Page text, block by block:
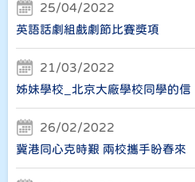
25/04/2022
英語話劇組戲劇節比賽獎項
21/03/2022
姊妹學校_北京大廠學校同學的信
26/02/2022
冀港同心克時艱 兩校攜手盼春來